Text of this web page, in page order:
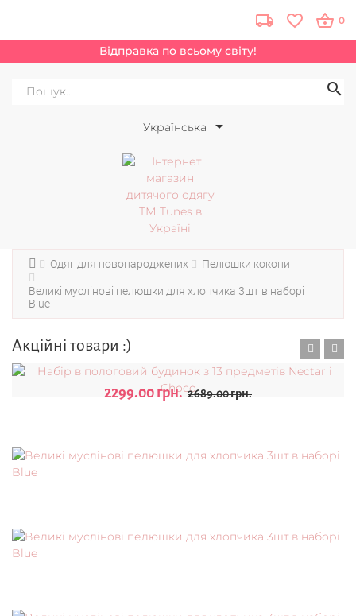
Відправка по всьому світу!
Українська
0
Одяг для новонароджених Пелюшки кокони
Великі муслінові пелюшки для хлопчика 3шт в наборі
Blue
Акційні товари :)
2299.00 грн. 2689.00 грн.